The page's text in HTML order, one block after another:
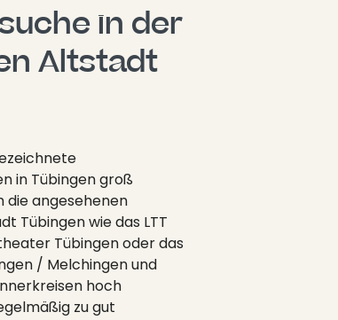
in der
Altstadt
in Tübingen groß
die angesehenen
Tübingen wie das LTT
Tübingen oder das
/ Melchingen und
hoch
zu gut